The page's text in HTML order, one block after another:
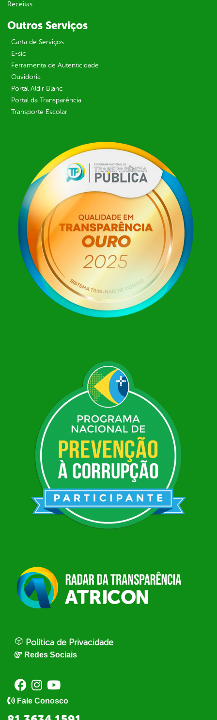
Receitas
Outros Serviços
Carta de Serviços
E-sic
Ferramenta de Autenticidade
Ouvidoria
Portal Aldir Blanc
Portal da Transparência
Transporte Escolar
Política de Privacidade
Redes Sociais
Fale Conosco